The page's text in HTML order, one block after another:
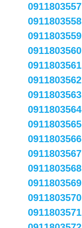
0911803557
0911803558
0911803559
0911803560
0911803561
0911803562
0911803563
0911803564
0911803565
0911803566
0911803567
0911803568
0911803569
0911803570
0911803571